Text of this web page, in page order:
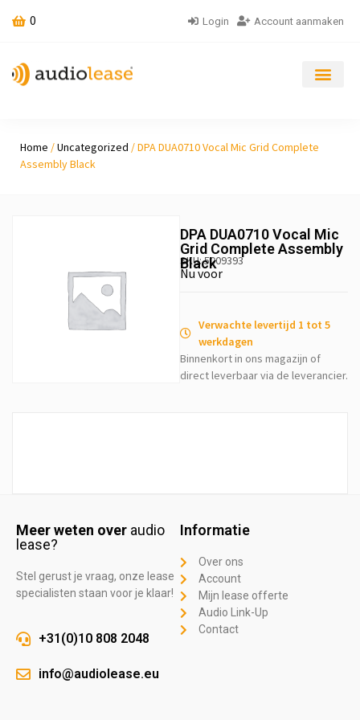
0 Login Account aanmaken
Home /Uncategorized / DPA DUA0710 Vocal Mic Grid Complete
Assembly Black
DPA DUA0710 Vocal Mic
Grid Complete Assembly
Black
SKU: 5009393
Nu voor
Verwachte levertijd 1 tot 5
werkdagen
Binnenkort in ons magazijn of
direct leverbaar via de leverancier.
Meer weten over audio
lease?
Stel gerust je vraag, onze lease
specialisten staan voor je klaar!
+31(0)10 808 2048
info@audiolease.eu
Informatie
Over ons
Account
Mijn lease offerte
Audio Link-Up
Contact